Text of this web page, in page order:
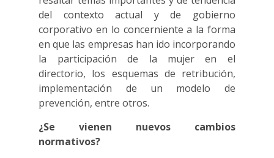
del contexto actual y de gobierno
corporativo en lo concerniente a la forma
en que las empresas han ido incorporando
la participación de la mujer en el
directorio, los esquemas de retribución,
implementación de un modelo de
prevención, entre otros.
¿Se vienen nuevos cambios
normativos?